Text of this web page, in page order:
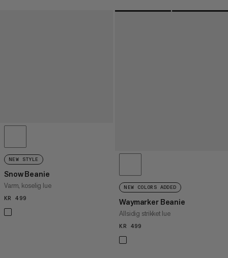
NEW STYLE
Snow Beanie
Varm, koselig lue
KR 499
NEW COLORS ADDED
Waymarker Beanie
Allsidig strikket lue
KR 499